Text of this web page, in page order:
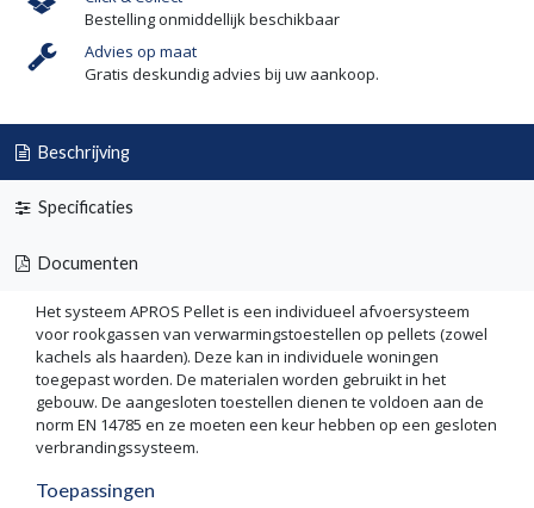
Bestelling onmiddellijk beschikbaar
Advies op maat
Gratis deskundig advies bij uw aankoop.
Beschrijving
Specificaties
Documenten
Het systeem APROS Pellet is een individueel afvoersysteem
voor rookgassen van verwarmingstoestellen op pellets (zowel
kachels als haarden). Deze kan in individuele woningen
toegepast worden. De materialen worden gebruikt in het
gebouw. De aangesloten toestellen dienen te voldoen aan de
norm EN 14785 en ze moeten een keur hebben op een gesloten
verbrandingssysteem.
Toepassingen